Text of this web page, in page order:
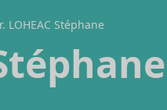
LOHEAC Stéphane